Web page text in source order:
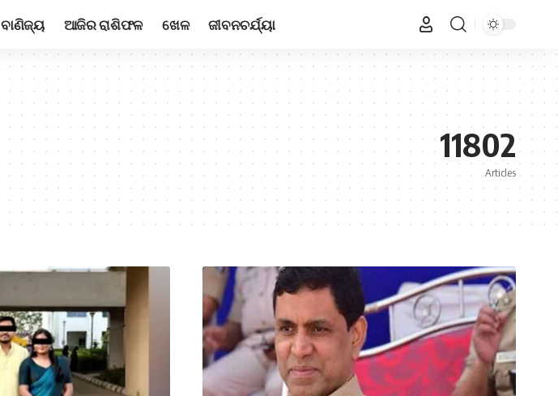
ବାଣିଜ୍ୟ ଆଜିର ରାଶିଫଳ ଖେଳ ଜୀବନଚର୍ଯ୍ୟା
11802
Articles